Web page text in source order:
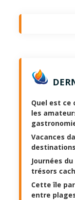
Quel est ce
les
Vacances
Journées
trésors
Cette île
entre